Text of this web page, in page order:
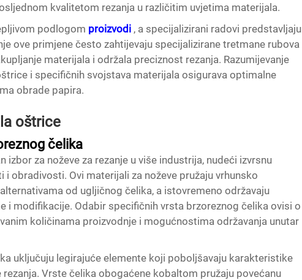
kvalitetom rezanja u različitim uvjetima materijala.
podlogom proizvodi , a specijalizirani radovi predstavljaju
ove primjene često zahtijevaju specijalizirane tretmane rubova
materijala i održala preciznost rezanja. Razumijevanje
i specifičnih svojstava materijala osigurava optimalne
obrade papira.
oštrice
čelika
izbor za noževe za rezanje u više industrija, nudeći izvrsnu
i obradivosti. Ovi materijali za noževe pružaju vrhunsko
od ugljičnog čelika, a istovremeno održavaju
i modifikacije. Odabir specifičnih vrsta brzoreznog čelika ovisi o
količinama proizvodnje i mogućnostima održavanja unutar
uključuju legirajuće elemente koji poboljšavaju karakteristike
Vrste čelika obogaćene kobaltom pružaju povećanu